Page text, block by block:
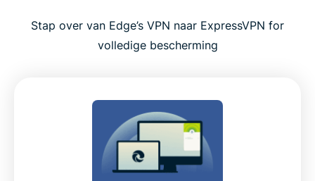
Tips om ExpressVPN effectief te gebruiken met
Premiumfuncties in de Edge-extensie
Stap over van Edge’s VPN naar ExpressVPN for
volledige bescherming